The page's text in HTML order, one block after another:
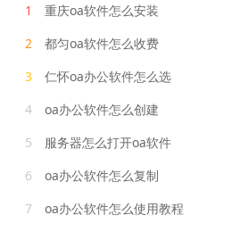
1
重庆oa软件怎么安装
2
都匀oa软件怎么收费
3
仁怀oa办公软件怎么选
4
oa办公软件怎么创建
5
服务器怎么打开oa软件
6
oa办公软件怎么复制
7
oa办公软件怎么使用教程